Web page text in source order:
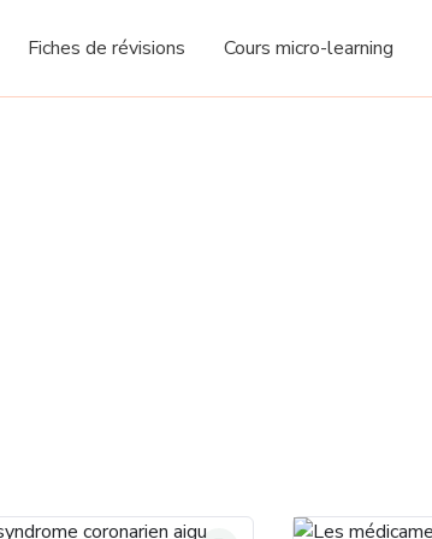
Fiches de révisions Cours micro-learning